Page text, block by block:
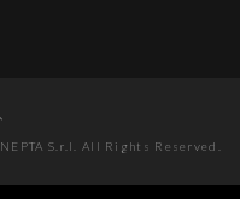
NEPTA S.r.l. All Rights Reserved.